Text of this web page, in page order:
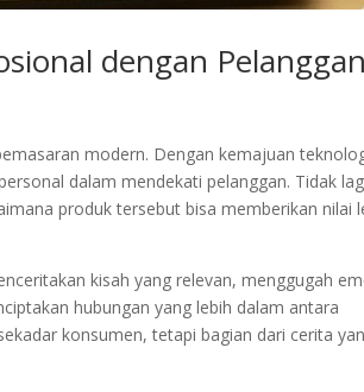
dengan Pelanggan
modern. Dengan kemajuan
dalam mendekati pelanggan. Tidak
produk tersebut bisa memberikan nilai
kisah yang relevan, menggugah
hubungan yang lebih dalam antara
konsumen, tetapi bagian dari cerita